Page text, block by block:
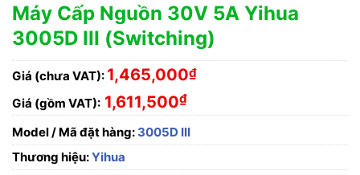
Máy Cấp Nguồn 30V 5A Yihua
3005D III (Switching)
Giá (chưa VAT): 1,465,000₫
Giá (gồm VAT): 1,611,500₫
Model / Mã đặt hàng: 3005D III
Thương hiệu:Yihua